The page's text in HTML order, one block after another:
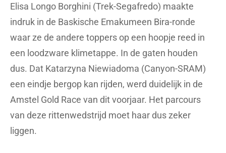
Elisa Longo Borghini (Trek-Segafredo) maakte
indruk in de Baskische Emakumeen Bira-ronde
waar ze de andere toppers op een hoopje reed in
een loodzware klimetappe. In de gaten houden
dus. Dat Katarzyna Niewiadoma (Canyon-SRAM)
een eindje bergop kan rijden, werd duidelijk in de
Amstel Gold Race van dit voorjaar. Het parcours
van deze rittenwedstrijd moet haar dus zeker
liggen.